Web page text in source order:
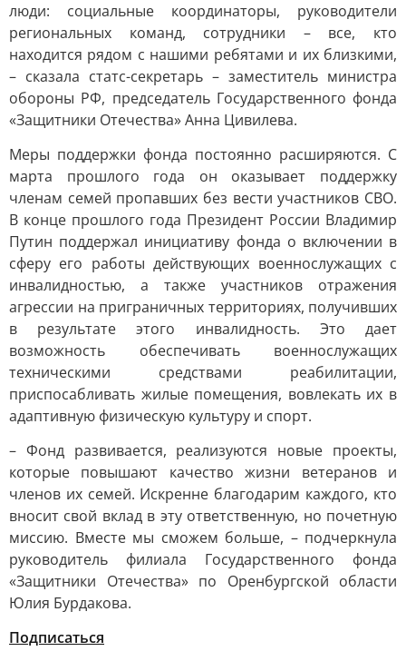
люди: социальные координаторы, руководители
региональных команд, сотрудники – все, кто
находится рядом с нашими ребятами и их близкими,
– сказала статс-секретарь – заместитель министра
обороны РФ, председатель Государственного фонда
«Защитники Отечества» Анна Цивилева.
Меры поддержки фонда постоянно расширяются. С
марта прошлого года он оказывает поддержку
членам семей пропавших без вести участников СВО.
В конце прошлого года Президент России Владимир
Путин поддержал инициативу фонда о включении в
сферу его работы действующих военнослужащих с
инвалидностью, а также участников отражения
агрессии на приграничных территориях, получивших
в результате этого инвалидность. Это дает
возможность обеспечивать военнослужащих
техническими средствами реабилитации,
приспосабливать жилые помещения, вовлекать их в
адаптивную физическую культуру и спорт.
– Фонд развивается, реализуются новые проекты,
которые повышают качество жизни ветеранов и
членов их семей. Искренне благодарим каждого, кто
вносит свой вклад в эту ответственную, но почетную
миссию. Вместе мы сможем больше, – подчеркнула
руководитель филиала Государственного фонда
«Защитники Отечества» по Оренбургской области
Юлия Бурдакова.
Подписаться